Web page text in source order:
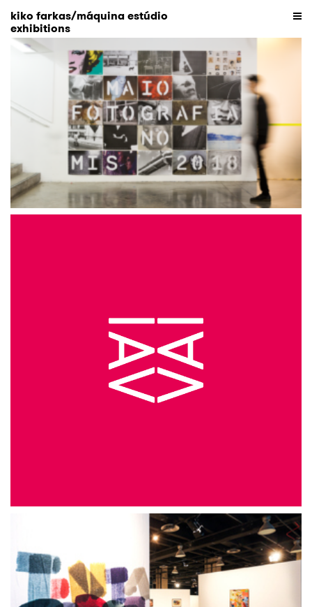
kiko farkas/máquina estúdio
exhibitions